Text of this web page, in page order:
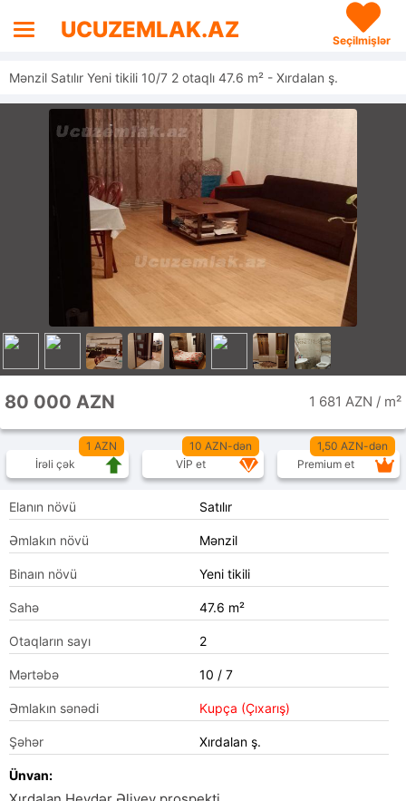
UCUZEMLAK.AZ Seçilmişlər
Mənzil Satılır Yeni tikili 10/7 2 otaqlı 47.6 m² - Xırdalan ş.
80 000 AZN 1 681 AZN / m²
1 AZN
İrəli çək
10 AZN-dən
VİP et
1,50 AZN-dən
Premium et
Elanın növü Satılır
Əmlakın növü Mənzil
Binaın növü Yeni tikili
Sahə 47.6 m²
Otaqların sayı 2
Mərtəbə 10 / 7
Əmlakın sənədi Kupça (Çıxarış)
Şəhər Xırdalan ş.
Ünvan: